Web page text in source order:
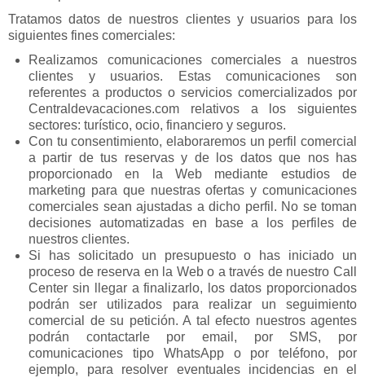
Tratamos datos de nuestros clientes y usuarios para los
siguientes fines comerciales:
Realizamos comunicaciones comerciales a nuestros
clientes y usuarios. Estas comunicaciones son
referentes a productos o servicios comercializados por
Centraldevacaciones.com relativos a los siguientes
sectores: turístico, ocio, financiero y seguros.
Con tu consentimiento, elaboraremos un perfil comercial
a partir de tus reservas y de los datos que nos has
proporcionado en la Web mediante estudios de
marketing para que nuestras ofertas y comunicaciones
comerciales sean ajustadas a dicho perfil. No se toman
decisiones automatizadas en base a los perfiles de
nuestros clientes.
Si has solicitado un presupuesto o has iniciado un
proceso de reserva en la Web o a través de nuestro Call
Center sin llegar a finalizarlo, los datos proporcionados
podrán ser utilizados para realizar un seguimiento
comercial de su petición. A tal efecto nuestros agentes
podrán contactarle por email, por SMS, por
comunicaciones tipo WhatsApp o por teléfono, por
ejemplo, para resolver eventuales incidencias en el